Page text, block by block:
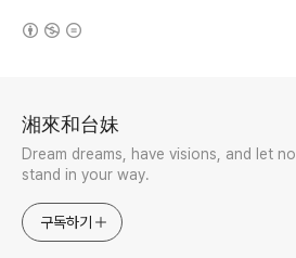
湘來和台妹
Dream dreams, have visions, and let
stand in your way.
구독하기